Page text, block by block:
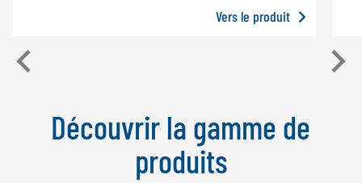
Vers le produit
Découvrir la gamme de
produits